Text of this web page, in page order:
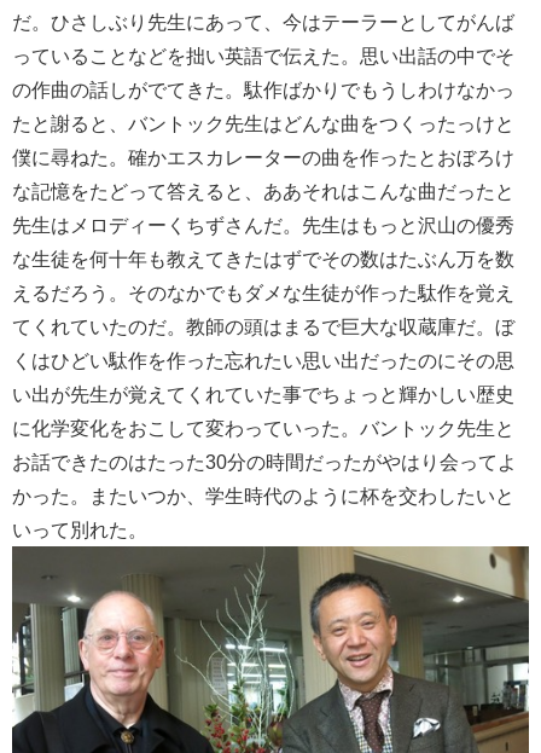
だ。ひさしぶり先生にあって、今はテーラーとしてがんば
っていることなどを拙い英語で伝えた。思い出話の中でそ
の作曲の話しがでてきた。駄作ばかりでもうしわけなかっ
たと謝ると、バントック先生はどんな曲をつくったっけと
僕に尋ねた。確かエスカレーターの曲を作ったとおぼろけ
な記憶をたどって答えると、ああそれはこんな曲だったと
先生はメロディーくちずさんだ。先生はもっと沢山の優秀
な生徒を何十年も教えてきたはずでその数はたぶん万を数
えるだろう。そのなかでもダメな生徒が作った駄作を覚え
てくれていたのだ。教師の頭はまるで巨大な収蔵庫だ。ぼ
くはひどい駄作を作った忘れたい思い出だったのにその思
い出が先生が覚えてくれていた事でちょっと輝かしい歴史
に化学変化をおこして変わっていった。バントック先生と
お話できたのはたった30分の時間だったがやはり会ってよ
かった。またいつか、学生時代のように杯を交わしたいと
いって別れた。